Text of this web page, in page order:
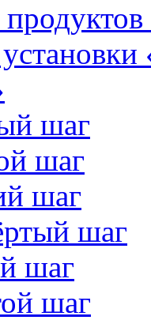
шаг
шаг
шаг
шаг
шаг
шаг